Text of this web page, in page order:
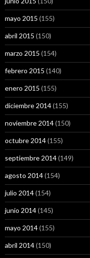
mayo 2015 (155)
abril 2015 (150)
marzo 2015 (154)
febrero 2015 (140)
enero 2015 (155)
diciembre 2014(155)
noviembre 2014(150)
octubre 2014(155)
septiembre 2014(149)
agosto 2014(154)
julio 2014(154)
junio 2014(145)
mayo 2014(155)
abril 2014(150)